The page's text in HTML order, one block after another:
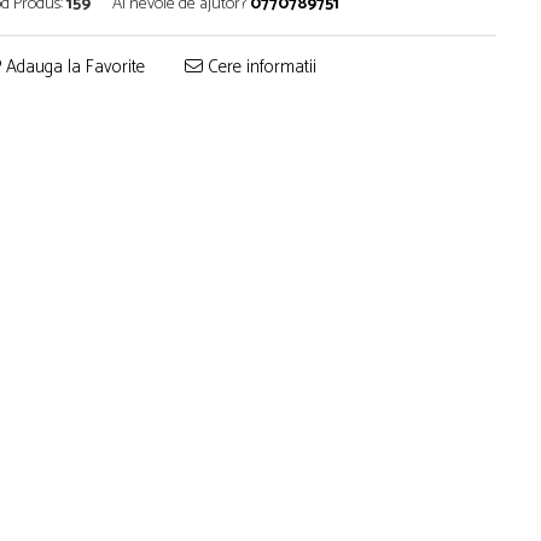
Adauga la Favorite Cere informatii